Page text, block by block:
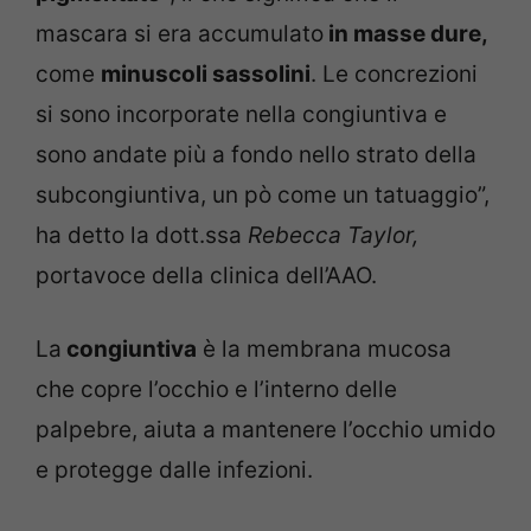
mascara si era accumulato in masse dure,
come minuscoli sassolini. Le concrezioni
si sono incorporate nella congiuntiva e
sono andate più a fondo nello strato della
subcongiuntiva, un pò come un tatuaggio”,
ha detto la dott.ssa Rebecca Taylor,
portavoce della clinica dell’AAO.
La congiuntiva è la membrana mucosa
che copre l’occhio e l’interno delle
palpebre, aiuta a mantenere l’occhio umido
e protegge dalle infezioni.